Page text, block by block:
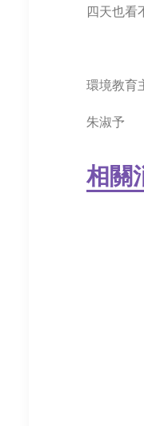
四天也看
環境教育
朱淑予
相關